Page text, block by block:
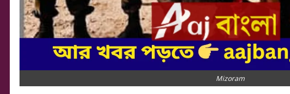
Mizoram